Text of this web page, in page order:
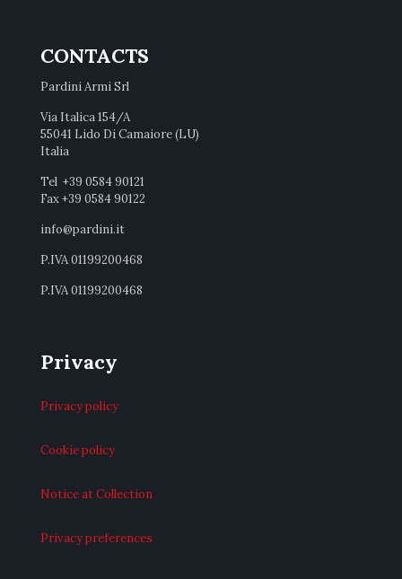
CONTACTS
Pardini Armi Srl
Via Italica 154/A
55041 Lido Di Camaiore (LU)
Italia
Tel +39 0584 90121
Fax +39 0584 90122
info@pardini.it
P.IVA 01199200468
P.IVA 01199200468
Privacy
Privacy policy
Cookie policy
Notice at Collection
Privacy preferences